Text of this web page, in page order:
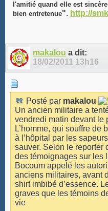
l'amitié quand elle est
bien entretenue". http://
makalou a dit:
18/02/2011 13h16
Posté par makalou
Un ancien militaire a
vendredi matin devant le
L’homme, qui souffre de
à l’hôpital par les
sauver. Selon le reporter
des témoignages sur les
Bocoum appelé les
anciens militaires, avant
shirt imbibé d’essence.
graves que les témoins
vie